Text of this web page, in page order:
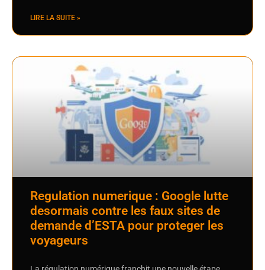
LIRE LA SUITE »
Regulation numerique : Google lutte
desormais contre les faux sites de
demande d’ESTA pour proteger les
voyageurs